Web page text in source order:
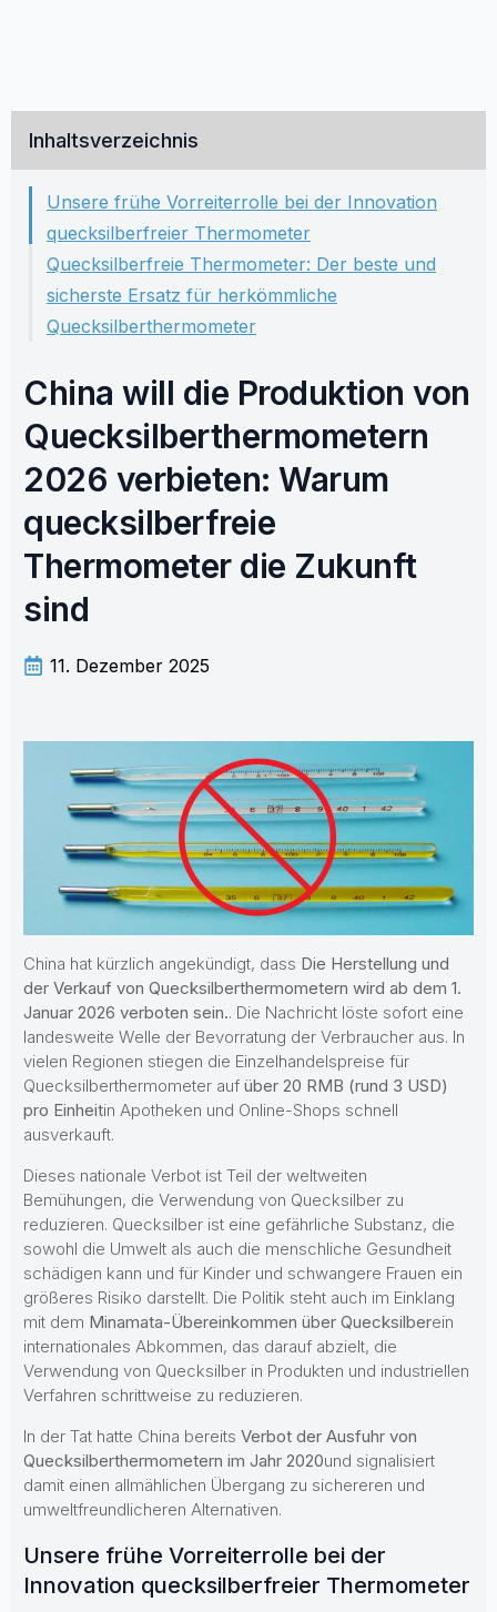
Inhaltsverzeichnis
Unsere frühe Vorreiterrolle bei der Innovation
quecksilberfreier Thermometer
Quecksilberfreie Thermometer: Der beste und
sicherste Ersatz für herkömmliche
Quecksilberthermometer
China will die Produktion von
Quecksilberthermometern
2026 verbieten: Warum
quecksilberfreie
Thermometer die Zukunft
sind
11. Dezember 2025
China hat kürzlich angekündigt, dass Die Herstellung und
der Verkauf von Quecksilberthermometern wird ab dem 1.
Januar 2026 verboten sein.. Die Nachricht löste sofort eine
landesweite Welle der Bevorratung der Verbraucher aus. In
vielen Regionen stiegen die Einzelhandelspreise für
Quecksilberthermometer auf über 20 RMB (rund 3 USD)
pro Einheitin Apotheken und Online-Shops schnell
ausverkauft.
Dieses nationale Verbot ist Teil der weltweiten
Bemühungen, die Verwendung von Quecksilber zu
reduzieren. Quecksilber ist eine gefährliche Substanz, die
sowohl die Umwelt als auch die menschliche Gesundheit
schädigen kann und für Kinder und schwangere Frauen ein
größeres Risiko darstellt. Die Politik steht auch im Einklang
mit dem Minamata-Übereinkommen über Quecksilberein
internationales Abkommen, das darauf abzielt, die
Verwendung von Quecksilber in Produkten und industriellen
Verfahren schrittweise zu reduzieren.
In der Tat hatte China bereits Verbot der Ausfuhr von
Quecksilberthermometern im Jahr 2020und signalisiert
damit einen allmählichen Übergang zu sichereren und
umweltfreundlicheren Alternativen.
Unsere frühe Vorreiterrolle bei der
Innovation quecksilberfreier Thermometer